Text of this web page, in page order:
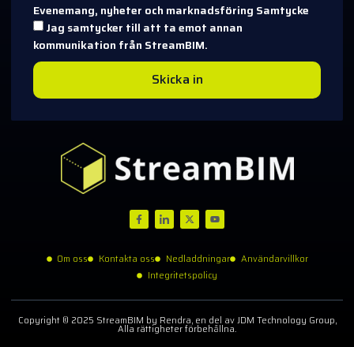
Evenemang, nyheter och marknadsföring Samtycke
Jag samtycker till att ta emot annan
kommunikation från StreamBIM.
Skicka in
Om oss Kontakta oss Nedladdningar
Användarvillkor
Integritetspolicy
Copyright © 2025 StreamBIM by Rendra, en del av JDM Technology Group,
Alla rättigheter förbehållna.